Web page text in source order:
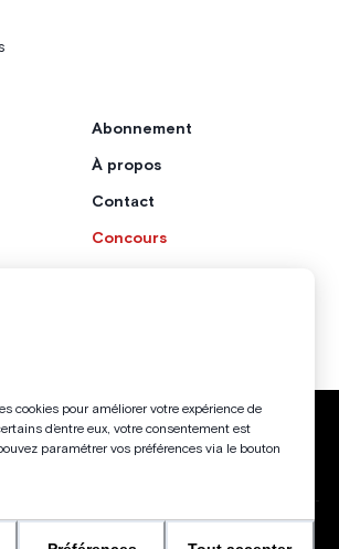
cookies pour améliorer votre expérience de
d’entre eux, votre consentement est
paramétrer vos préférences via le bouton
Abonnement
À propos
Contact
Concours
Conditions générales
Gestion des cookies